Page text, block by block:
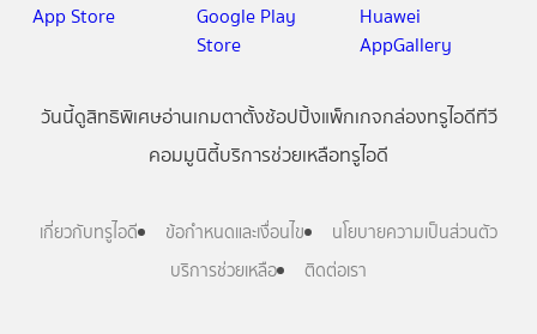
วันนี้ดูสิทธิพิเศษอ่านเกมตาตั้งช้อปปิ้งแพ็กเกจกล่องทรูไอดีทีวี
คอมมูนิตี้บริการช่วยเหลือทรูไอดี
เกี่ยวกับทรูไอดี ข้อกำหนดและเงื่อนไข
นโยบายความเป็นส่วนตัว
บริการช่วยเหลือ
ติดต่อเรา